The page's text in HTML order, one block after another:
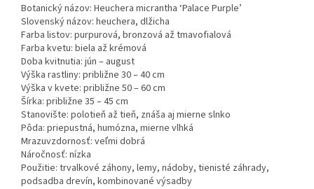
Botanický názov: Heuchera micrantha ‘Palace Purple’
Slovenský názov: heuchera, dlžicha
Farba listov: purpurová, bronzová až tmavofialová
Farba kvetu: biela až krémová
Doba kvitnutia: jún – august
Výška rastliny: približne 30 – 40 cm
Výška v kvete: približne 50 – 60 cm
Šírka: približne 35 – 45 cm
Stanovište: polotieň až tieň, znáša aj mierne slnko
Pôda: priepustná, humózna, mierne vlhká
Mrazuvzdornosť: veľmi dobrá
Náročnosť: nízka
Použitie: trvalkové záhony, lemy, nádoby, tienisté záhrady,
podsadba drevín, kombinované výsadby